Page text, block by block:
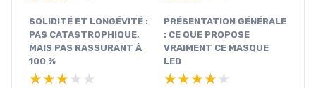
SOLIDITÉ ET LONGÉVITÉ :
PAS CATASTROPHIQUE,
MAIS PAS RASSURANT À
100 %
★★★★★
★★★★★
PRÉSENTATION GÉNÉRALE
: CE QUE PROPOSE
VRAIMENT CE MASQUE
LED
★★★★★
★★★★★